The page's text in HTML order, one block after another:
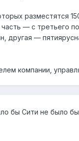
разместятся
— с третьего
—
компании,
бы Сити не было